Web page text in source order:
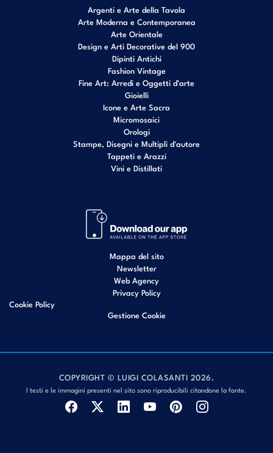
Argenti e Arte della Tavola
Arte Moderna e Contemporanea
Arte Orientale
Design e Arti Decorative del 900
Dipinti Antichi
Fashion Vintage
Fine Art: Arredi e Oggetti d’arte
Gioielli
Icone e Arte Sacra
Micromosaici
Orologi
Stampe, Disegni e Multipli d'autore
Tappeti e Arazzi
Vini e Distillati
Mappa del sito
Newsletter
Web Agency
Privacy Policy
Cookie Policy
Gestione Cookie
COPYRIGHT © LUIGI COLASANTI 2026.
I testi e le immagini presenti nel sito sono riproducibili citandone la fonte.